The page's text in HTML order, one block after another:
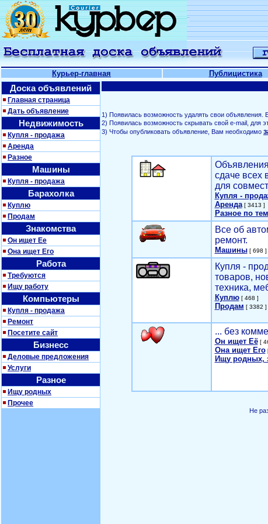
Курьер-главная Публицистика
Доска объявлений
Главная страница
Дать объявление
Недвижимость
Купля - продажа
Аренда
Разное
Машины
Купля - продажа
Барахолка
Куплю
Продам
Знакомства
Он ищет Ее
Она ищет Его
Работа
Требуются
Ищу работу
Компьютеры
Купля - продажа
Ремонт
Посетите сайт
Бизнесс
Деловые предложения
Услуги
Разное
Ищу родных
Прочее
1) Появилась возможность удалять свои
2) Появилась возможность скрывать свой е-mail, для
3) Чтобы опубликовать объявление, Вам необходимо
сдаче всех
для
Купля -
Аренда[ 3413 ]
Разное по
Все об
ремонт.
Машины[ 698 ]
Купля -
товаров,
техника,
Куплю[ 468 ]
Продам [ 3382 ]
... без
Он ищет Её[
Она ищет Его
Ищу родных,
Не